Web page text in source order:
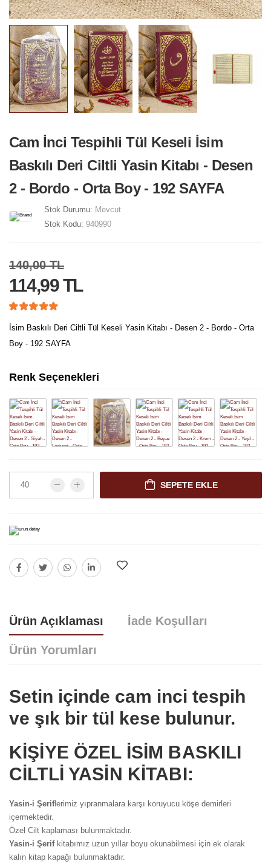
Cam İnci Tespihli Tül Keseli İsim
Baskılı Deri Ciltli Yasin Kitabı - Desen
2 - Bordo - Orta Boy - 192 SAYFA
Stok Durumu: Mevcut
Stok Kodu: 940990
140,00 TL
114,99 TL
İsim Baskılı Deri Ciltli Tül Keseli Yasin Kitabı - Desen 2 - Bordo - Orta
Boy - 192 SAYFA
Renk Seçenekleri
SEPETE EKLE
Ürün Açıklaması İade Koşulları
Ürün Yorumları
Setin içinde cam inci tespih
ve şık bir tül kese bulunur.
KİŞİYE ÖZEL İSİM BASKILI
CİLTLİ YASİN KİTABI:
Yasin-i Şeriflerimiz yıpranmalara karşı koruyucu köşe demirleri
içermektedir.
Özel Cilt kaplaması bulunmaktadır.
Yasin-i Şerifkitabımız uzun yıllar boyu okunabilmesi için ek olarak
kalın kitap kapağı bulunmaktadır.
Yorum bulunamadı..